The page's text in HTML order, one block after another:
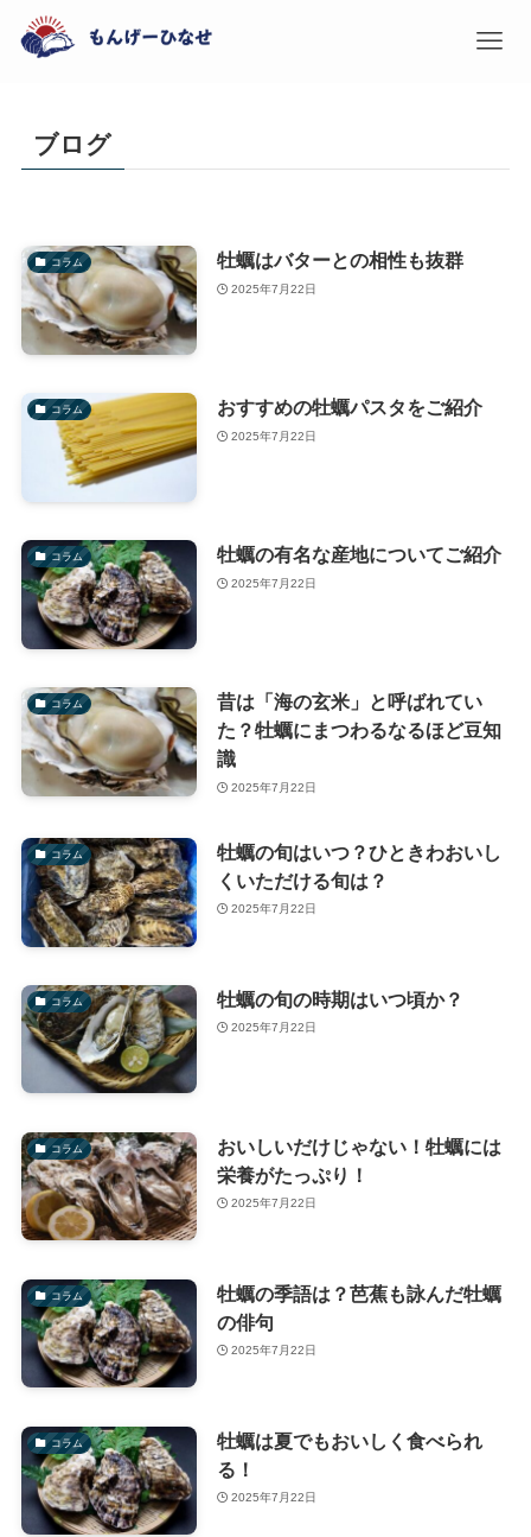
ブログ
コラム 牡蠣はバターとの相性も抜群
2025年7月22日
コラム おすすめの牡蠣パスタをご紹介
2025年7月22日
コラム 牡蠣の有名な産地についてご紹介
2025年7月22日
コラム
昔は「海の玄米」と呼ばれてい
た？牡蠣にまつわるなるほど豆知
識
2025年7月22日
コラム
牡蠣の旬はいつ？ひときわおいし
くいただける旬は？
2025年7月22日
コラム 牡蠣の旬の時期はいつ頃か？
2025年7月22日
コラム
おいしいだけじゃない！牡蠣には
栄養がたっぷり！
2025年7月22日
コラム
牡蠣の季語は？芭蕉も詠んだ牡蠣
の俳句
2025年7月22日
コラム
牡蠣は夏でもおいしく食べられ
る！
2025年7月22日